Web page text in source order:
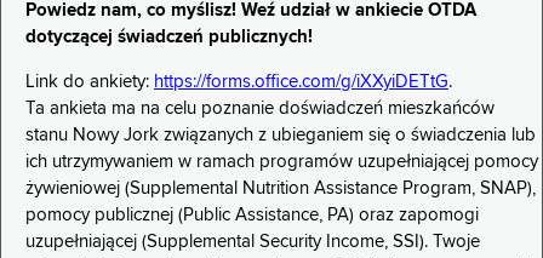
Powiedz nam, co myślisz! Weź udział w ankiecie OTDA
dotyczącej świadczeń publicznych!
Link do ankiety: https://forms.office.com/g/iXXyiDETtG.
Ta ankieta ma na celu poznanie doświadczeń mieszkańców
stanu Nowy Jork związanych z ubieganiem się o świadczenia lub
ich utrzymywaniem w ramach programów uzupełniającej pomocy
żywieniowej (Supplemental Nutrition Assistance Program, SNAP),
pomocy publicznej (Public Assistance, PA) oraz zapomogi
uzupełniającej (Supplemental Security Income, SSI). Twoje